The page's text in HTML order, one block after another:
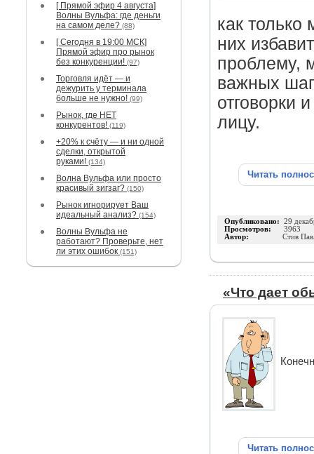
[ Прямой эфир 4 августа]
Волны Вульфа: где деньги
на самом деле? (88)
[ Сегодня в 19:00 МСК]
Прямой эфир про рынок
без конкуренции! (97)
Торговля идёт — и
дежурить у терминала
больше не нужно! (99)
Рынок, где НЕТ
конкурентов! (119)
+20% к счёту — и ни одной
сделки, открытой
руками! (134)
Волна Вульфа или просто
красивый зигзаг? (150)
Рынок игнорирует Ваш
идеальный анализ? (154)
Волны Вульфа не
работают? Проверьте, нет
ли этих ошибок (151)
как
них
проблему,
важных
отговорки
лицу.
Читать
Опубликовано: 29
Просмотров: 3963
Автор: Стив
«Что дает
Читать